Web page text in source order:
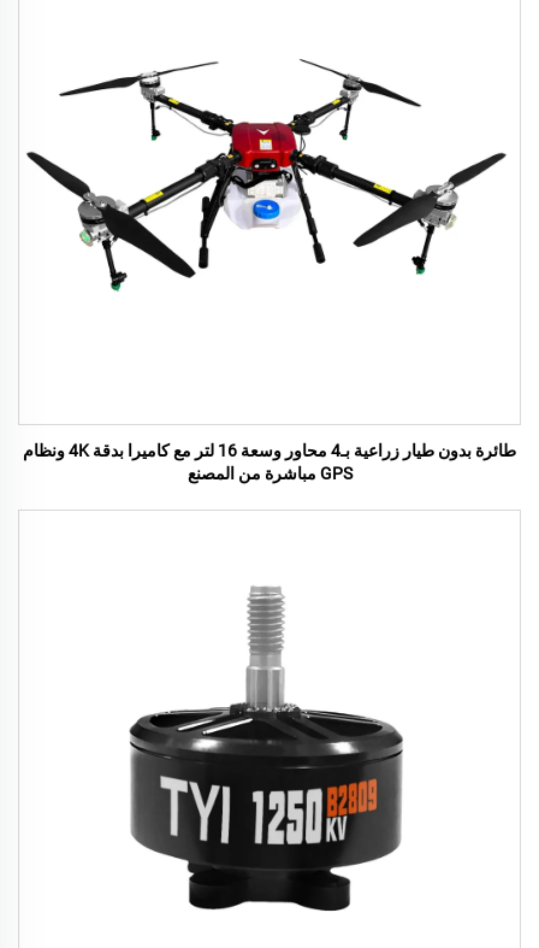
طائرة بدون طيار زراعية بـ4 محاور وسعة 16 لتر مع كاميرا بدقة 4K ونظام
GPS مباشرة من المصنع